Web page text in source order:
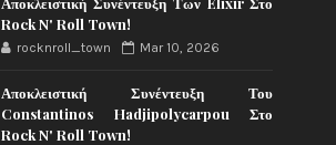
Rock N' Roll Town!
rocknroll_town Mar 10, 2026
Αποκλειστική Συνέντευξη Του
Constantinos Hadjipolycarpou Στο
Rock N' Roll Town!